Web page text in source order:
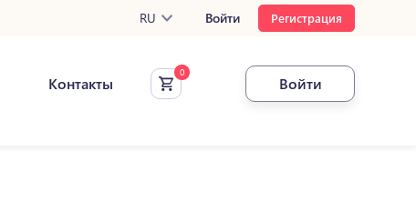
RU Войти Регистрация
Контакты Войти